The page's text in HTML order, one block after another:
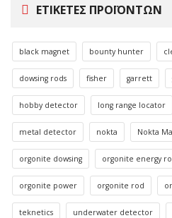
ΕΤΙΚΈΤΕΣ ΠΡΟΪΌΝΤΩΝ
black magnet bounty hunter
dowsing rods fisher garrett
hobby detector long range locator
metal detector nokta Nokta
orgonite dowsing orgonite energy
orgonite power orgonite rod
teknetics underwater detector